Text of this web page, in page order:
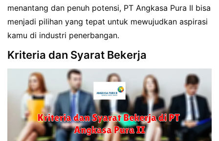
menantang dan penuh potensi, PT Angkasa Pura II bisa
menjadi pilihan yang tepat untuk mewujudkan aspirasi
kamu di industri penerbangan.
Kriteria dan Syarat Bekerja